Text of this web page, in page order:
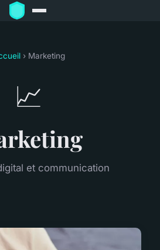
› Marketing
📈
et communication